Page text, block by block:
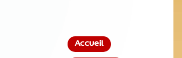
Accueil